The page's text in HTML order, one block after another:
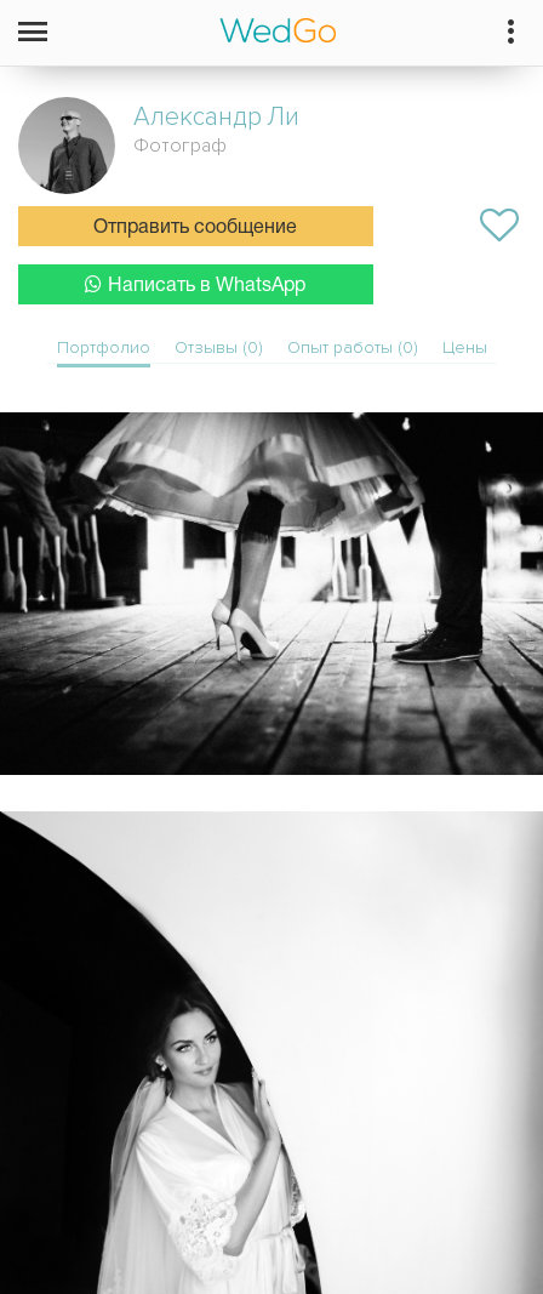
Александр Ли
Фотограф
Отправить сообщение
Написать в WhatsApp
Портфолио Отзывы (0) Опыт работы (0) Цены